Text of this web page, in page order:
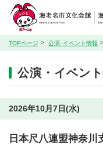
TOPページ 公演･イベント情報
公演・イベン
2026年10月7日(水)
日本尺八連盟神奈川